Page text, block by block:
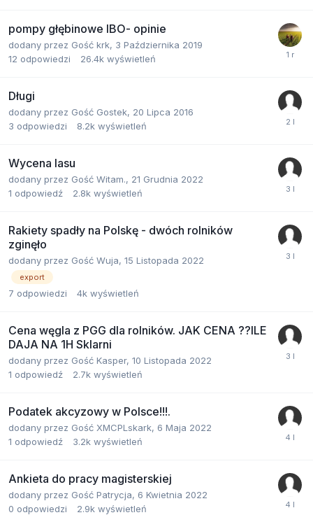
pompy głębinowe IBO- opinie
dodany przez Gość krk, 3 Października 2019
12 odpowiedzi 26.4k wyświetleń
Długi
dodany przez Gość Gostek, 20 Lipca 2016
3 odpowiedzi 8.2k wyświetleń
Wycena lasu
dodany przez Gość Witam., 21 Grudnia 2022
1 odpowiedź 2.8k wyświetleń
Rakiety spadły na Polskę - dwóch rolników
zginęło
dodany przez Gość Wuja, 15 Listopada 2022
export
7 odpowiedzi 4k wyświetleń
Cena węgla z PGG dla rolników. JAK CENA ??ILE
DAJA NA 1H Sklarni
dodany przez Gość Kasper, 10 Listopada 2022
1 odpowiedź 2.7k wyświetleń
Podatek akcyzowy w Polsce!!!.
dodany przez Gość XMCPLskark, 6 Maja 2022
1 odpowiedź 3.2k wyświetleń
Ankieta do pracy magisterskiej
dodany przez Gość Patrycja, 6 Kwietnia 2022
0 odpowiedzi 2.9k wyświetleń